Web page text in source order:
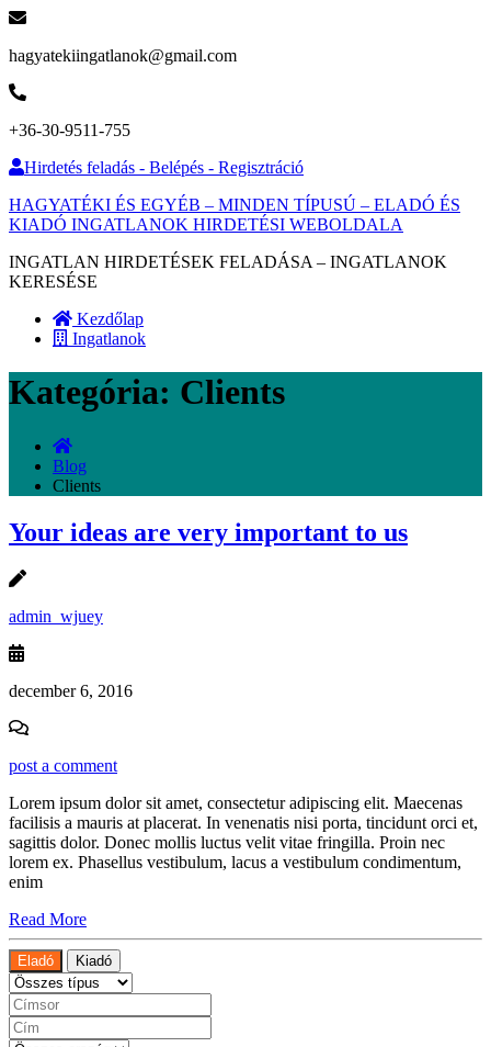
hagyatekiingatlanok@gmail.com
+36-30-9511-755
Hirdetés feladás - Belépés - Regisztráció
HAGYATÉKI ÉS EGYÉB – MINDEN TÍPUSÚ – ELADÓ ÉS
KIADÓ INGATLANOK HIRDETÉSI WEBOLDALA
INGATLAN HIRDETÉSEK FELADÁSA – INGATLANOK
KERESÉSE
Kezdőlap
Ingatlanok
Kategória: Clients
Blog
Clients
Your ideas are very important to us
admin_wjuey
december 6, 2016
post a comment
Lorem ipsum dolor sit amet, consectetur adipiscing elit. Maecenas
facilisis a mauris at placerat. In venenatis nisi porta, tincidunt orci et,
sagittis dolor. Donec mollis luctus velit vitae fringilla. Proin nec
lorem ex. Phasellus vestibulum, lacus a vestibulum condimentum,
enim
Read More
Eladó Kiadó